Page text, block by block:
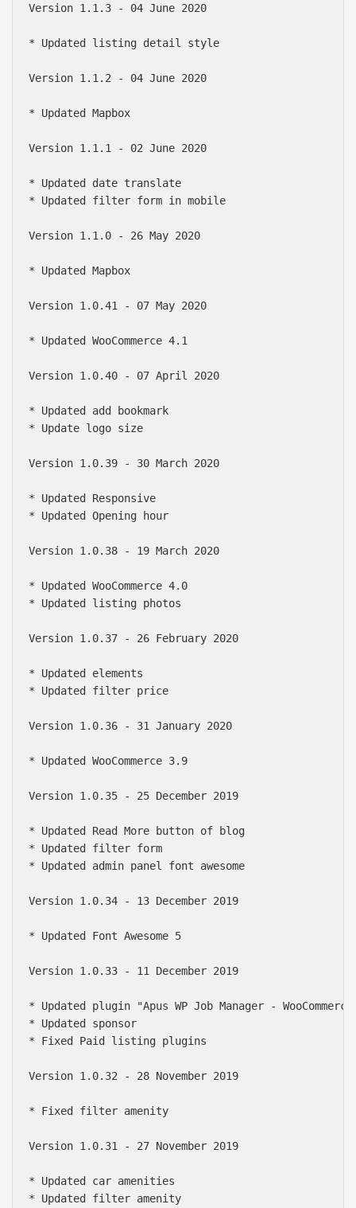
Version 1.1.3 - 04 June 2020
* Updated listing detail style
Version 1.1.2 - 04 June 2020
* Updated Mapbox
Version 1.1.1 - 02 June 2020
* Updated date translate
* Updated filter form in mobile
Version 1.1.0 - 26 May 2020
* Updated Mapbox
Version 1.0.41 - 07 May 2020
* Updated WooCommerce 4.1
Version 1.0.40 - 07 April 2020
* Updated add bookmark
* Update logo size
Version 1.0.39 - 30 March 2020
* Updated Responsive
* Updated Opening hour
Version 1.0.38 - 19 March 2020
* Updated WooCommerce 4.0
* Updated listing photos
Version 1.0.37 - 26 February 2020
* Updated elements
* Updated filter price
Version 1.0.36 - 31 January 2020
* Updated WooCommerce 3.9
Version 1.0.35 - 25 December 2019
* Updated Read More button of blog
* Updated filter form
* Updated admin panel font awesome
Version 1.0.34 - 13 December 2019
* Updated Font Awesome 5
Version 1.0.33 - 11 December 2019
* Updated plugin "Apus WP Job Manager -
* Updated sponsor
* Fixed Paid listing plugins
Version 1.0.32 - 28 November 2019
* Fixed filter amenity
Version 1.0.31 - 27 November 2019
* Updated car amenities
* Updated filter amenity